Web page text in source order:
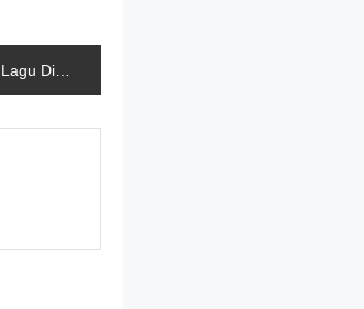
Meninggal Dunia